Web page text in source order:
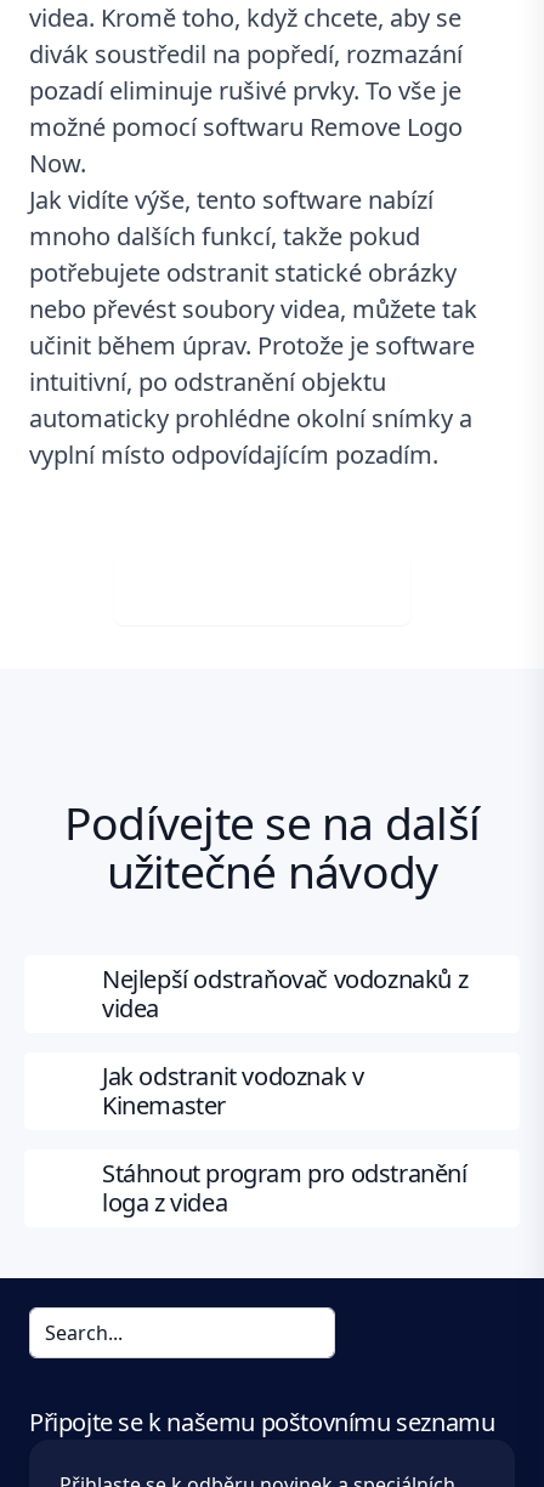
videa. Kromě toho, když chcete, aby se
divák soustředil na popředí, rozmazání
pozadí eliminuje rušivé prvky. To vše je
možné pomocí softwaru Remove Logo
Now.
Jak vidíte výše, tento software nabízí
mnoho dalších funkcí, takže pokud
potřebujete odstranit statické obrázky
nebo převést soubory videa, můžete tak
učinit během úprav. Protože je software
intuitivní, po odstranění objektu
automaticky prohlédne okolní snímky a
vyplní místo odpovídajícím pozadím.
Podívejte se na další
užitečné návody
Nejlepší odstraňovač vodoznaků z
videa
Jak odstranit vodoznak v
Kinemaster
Stáhnout program pro odstranění
loga z videa
Připojte se k našemu poštovnímu seznamu